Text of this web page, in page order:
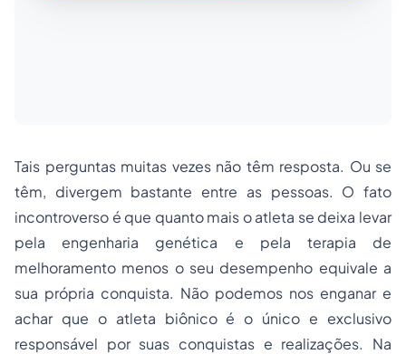
Tais perguntas muitas vezes não têm resposta. Ou se
têm, divergem bastante entre as pessoas. O fato
incontroverso é que quanto mais o atleta se deixa levar
pela engenharia genética e pela terapia de
melhoramento menos o seu desempenho equivale a
sua própria conquista. Não podemos nos enganar e
achar que o atleta biônico é o único e exclusivo
responsável por suas conquistas e realizações. Na